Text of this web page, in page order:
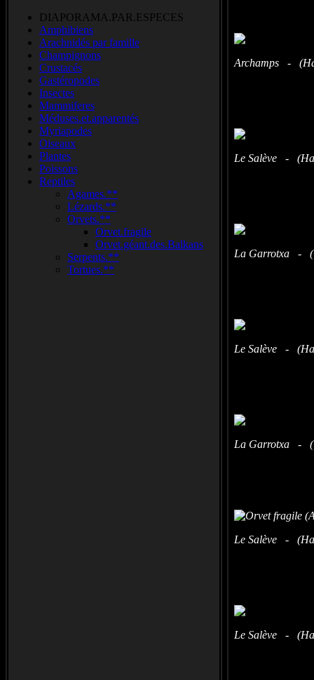
DIAPORAMA.PAR.ESPECES
Amphibiens
Arachnidés par famille
Champignons
Crustacés
Gastéropodes
Insectes
Mammiferes
Méduses.et.apparentés
Myriapodes
Oiseaux
Plantes
Poissons
Reptiles
Agames.**
Lézards.**
Orvets.**
Orvet.fragile
Orvet.géant.des.Balkans
Serpents.**
Tortues.**
Archamps -
Le Salève -
La Garrotxa -
Le Salève -
La Garrotxa -
Le Salève -
Le Salève -